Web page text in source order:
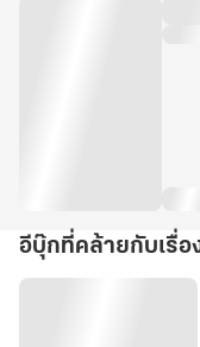
อีบุ๊กที่คล้ายกับเรื่อ